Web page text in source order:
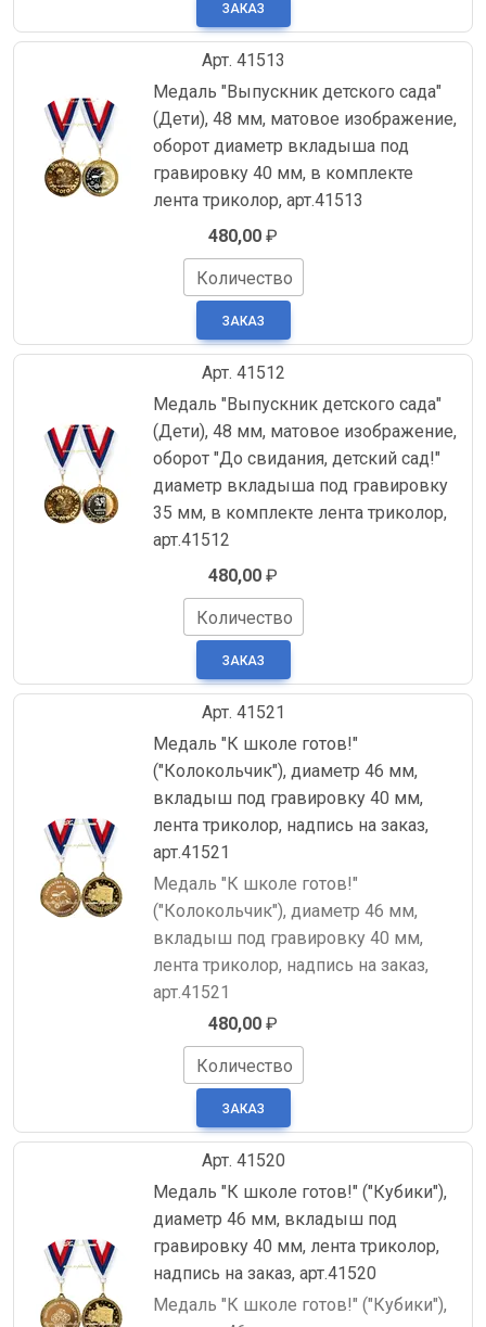
Арт. 41513
Медаль "Выпускник детского сада"
(Дети), 48 мм, матовое изображение,
оборот диаметр вкладыша под
гравировку 40 мм, в комплекте
лента триколор, арт.41513
480,00 ₽
Количество
Арт. 41512
Медаль "Выпускник детского сада"
(Дети), 48 мм, матовое изображение,
оборот "До свидания, детский сад!"
диаметр вкладыша под гравировку
35 мм, в комплекте лента триколор,
арт.41512
480,00 ₽
Количество
Арт. 41521
Медаль "К школе готов!"
("Колокольчик"), диаметр 46 мм,
вкладыш под гравировку 40 мм,
лента триколор, надпись на заказ,
арт.41521
Медаль "К школе готов!"
("Колокольчик"), диаметр 46 мм,
вкладыш под гравировку 40 мм,
лента триколор, надпись на заказ,
арт.41521
480,00 ₽
Количество
Арт. 41520
Медаль "К школе готов!" ("Кубики"),
диаметр 46 мм, вкладыш под
гравировку 40 мм, лента триколор,
надпись на заказ, арт.41520
Медаль "К школе готов!" ("Кубики"),